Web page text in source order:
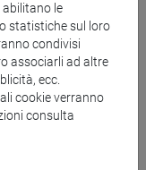
una
le
statistiche sul loro
condivisi
associarli ad altre
ecc.
cookie verranno
consulta